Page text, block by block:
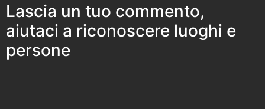
Lascia un tuo commento,
aiutaci a riconoscere luoghi e
persone